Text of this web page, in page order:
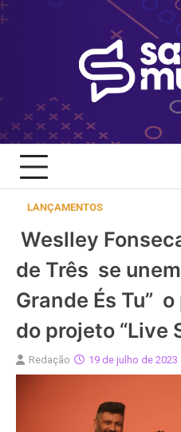
Skip
to
LANÇAMENTOS
Weslley
de Três se
Grande És Tu”
do projeto “Live
Redação 19 de julho de 2023